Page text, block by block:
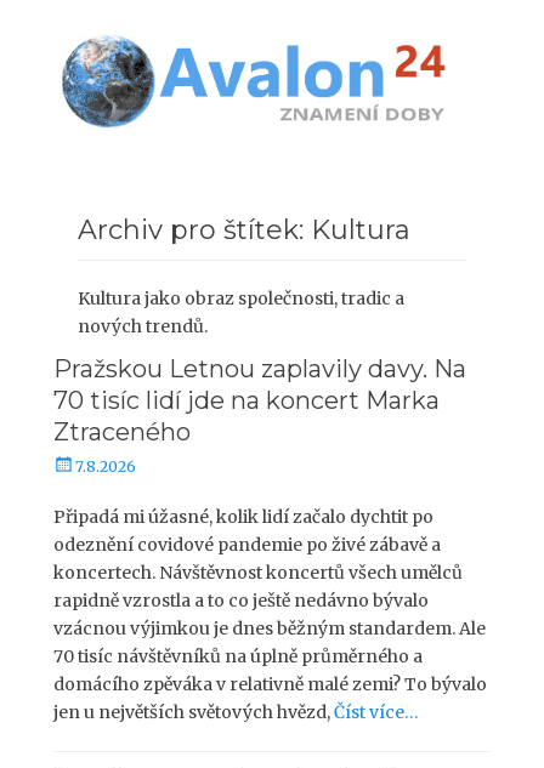
Avalon24 -
Znamení doby
Znamení doby - konec starého věku a nový věk, transformace
vědomí
Archiv pro štítek: Kultura
Kultura jako obraz společnosti, tradic a
nových trendů.
Pražskou Letnou zaplavily davy. Na
70 tisíc lidí jde na koncert Marka
Ztraceného
P
b
l
i
o
v
á
n
o
7.8.2026
Připadá mi úžasné, kolik lidí začalo dychtit po
odeznění covidové pandemie po živé zábavě a
koncertech. Návštěvnost koncertů všech umělců
rapidně vzrostla a to co ještě nedávno bývalo
vzácnou výjimkou je dnes běžným standardem. Ale
70 tisíc návštěvníků na úplně průměrného a
domácího zpěváka v relativně malé zemi? To bývalo
jen u největších světových hvězd,Číst více…